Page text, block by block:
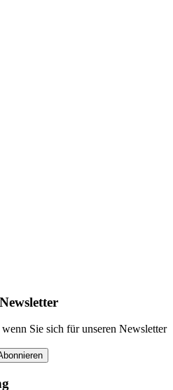
Sie sich für unseren Newsletter